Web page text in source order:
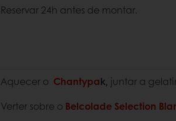
Reservar 24h antes de montar.
Aquecer o Chantypak, juntar a
Verter sobre o Belcolade Selection